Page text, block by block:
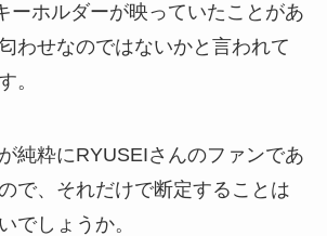
ーホルダーが映っていたことがあ
わせなのではないかと言われて
。
純粋にRYUSEIさんのファンであ
で、それだけで断定することは
でしょうか。